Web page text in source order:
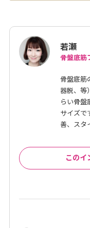
若瀬
骨盤底筋
骨盤底筋
器脱、等
らい骨盤
サイズで
善、スタ
このイ